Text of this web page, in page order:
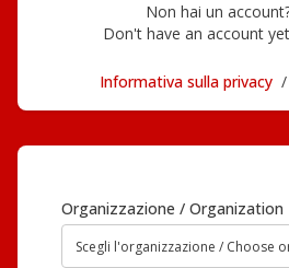
Non hai un
Don't have an account
Informativa sulla privacy /
Organizzazione / Organization